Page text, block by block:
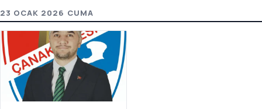
23 OCAK 2026 CUMA